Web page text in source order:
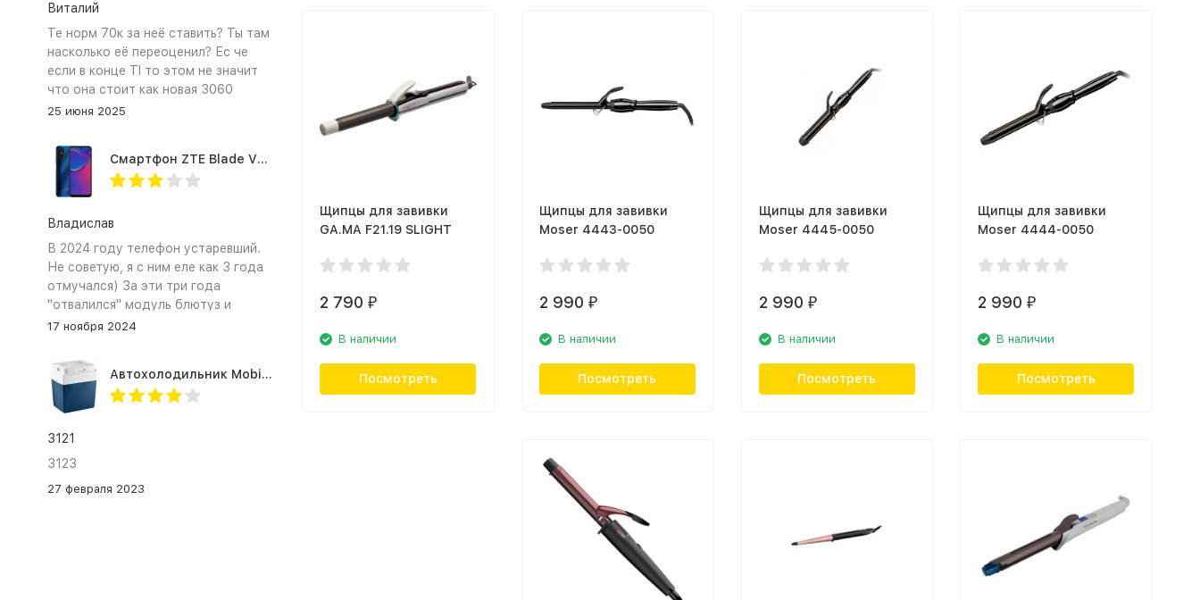
Щипцы для завивки
GA.MA F21.19 SLIGHT
2 790 ₽
В наличии
Посмотреть
Щипцы для завивки
Moser 4443-0050
2 990 ₽
В наличии
Посмотреть
Щипцы для завивки
Moser 4445-0050
2 990 ₽
В наличии
Посмотреть
Щипцы для завивки
Moser 4444-0050
2 990₽
В наличии
Посмотреть
Виталий
Те норм 70к за неё ставить? Ты там
насколько её переоценил? Ес че
если в конце TI то этом не значит
что она стоит как новая 3060
25 июня 2025
Смартфон ZTE Blade V2020 Smart 64 Гб синий
Владислав
В 2024 году телефон устаревший.
Не советую, я с ним еле как 3 года
отмучался) За эти три года
"отвалился" модуль блютуз и
сканер отпечатка пальца
17 ноября 2024
Автохолодильник Mobicool MV26 AC/DC
3121
3123
27 февраля 2023